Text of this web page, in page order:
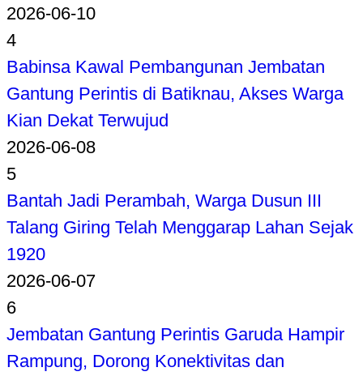
2026-06-10
4
Babinsa Kawal Pembangunan Jembatan
Gantung Perintis di Batiknau, Akses Warga
Kian Dekat Terwujud
2026-06-08
5
Bantah Jadi Perambah, Warga Dusun III
Talang Giring Telah Menggarap Lahan Sejak
1920
2026-06-07
6
Jembatan Gantung Perintis Garuda Hampir
Rampung, Dorong Konektivitas dan